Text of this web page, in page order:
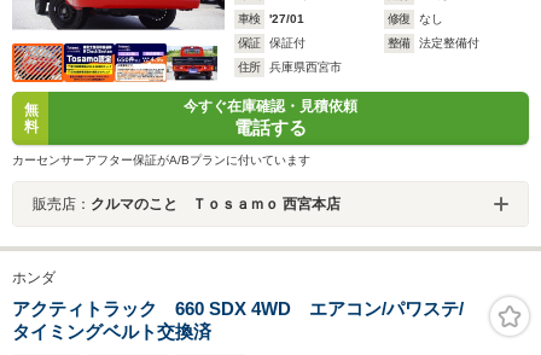
車検
'27/01 修復
なし
保証
保証付 整備
法定整備付
住所
兵庫県西宮市
無
料
今すぐ在庫確認・見積依頼
電話する
カーセンサーアフター保証がA/Bプランに付いています
販売店： クルマのこと Ｔｏｓａｍｏ 西宮本店
ホンダ
アクティトラック 660 SDX 4WD エアコン/パワステ/
タイミングベルト交換済